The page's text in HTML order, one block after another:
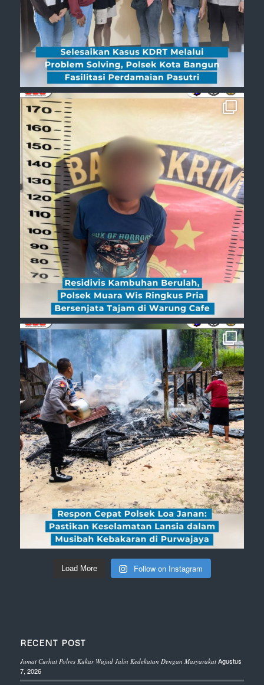
Load More Follow on Instagram
RECENT POST
Jumat Curhat Polres Kukar Wujud Jalin Kedekatan Dengan Masyarakat Agustus
7, 2026